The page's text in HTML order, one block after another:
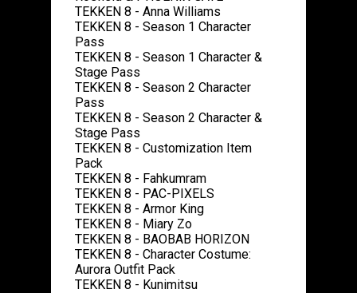
TEKKEN 8 - Anna Williams
TEKKEN 8 - Season 1 Character
Pass
TEKKEN 8 - Season 1 Character &
Stage Pass
TEKKEN 8 - Season 2 Character
Pass
TEKKEN 8 - Season 2 Character &
Stage Pass
TEKKEN 8 - Customization Item
Pack
TEKKEN 8 - Fahkumram
TEKKEN 8 - PAC-PIXELS
TEKKEN 8 - Armor King
TEKKEN 8 - Miary Zo
TEKKEN 8 - BAOBAB HORIZON
TEKKEN 8 - Character Costume:
Aurora Outfit Pack
TEKKEN 8 - Kunimitsu